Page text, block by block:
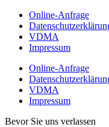
Online-Anfrage
VDMA
Impressum
Online-Anfrage
VDMA
Impressum
Bevor Sie uns verlassen